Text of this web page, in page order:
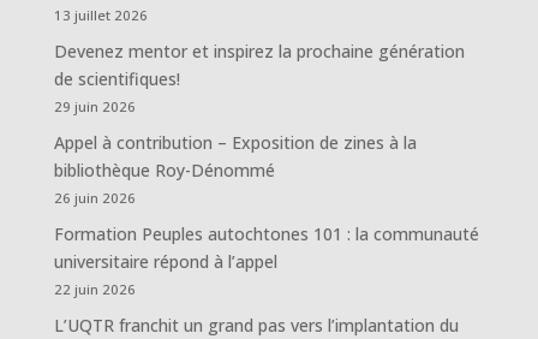
13 juillet 2026
Devenez mentor et inspirez la prochaine génération
de scientifiques!
29 juin 2026
Appel à contribution – Exposition de zines à la
bibliothèque Roy-Dénommé
26 juin 2026
Formation Peuples autochtones 101 : la communauté
universitaire répond à l’appel
22 juin 2026
L’UQTR franchit un grand pas vers l’implantation du